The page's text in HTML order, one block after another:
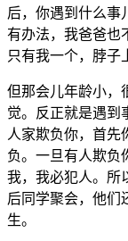
后，你遇到什么事
有办法，我爸爸也
只有我一个，脖子
但那会儿年龄小，
觉。反正就是遇到
人家欺负你，首先
负。一旦有人欺负
我，我必犯人。所
后同学聚会，他们
生。